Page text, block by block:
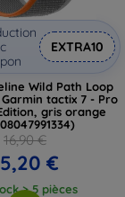
EXTRA10
Wild Path Loop
tactix 7 - Pro
gris orange
16,90 €
€
> 5 pièces